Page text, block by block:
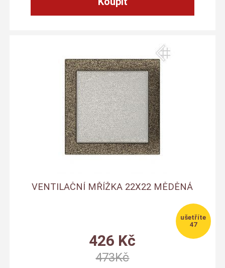
VENTILAČNÍ MŘÍŽKA 22X22 MĚDĚNÁ
426 Kč
47
473Kč